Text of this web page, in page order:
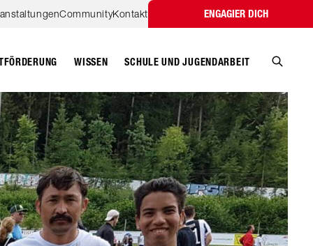
CommunityKontakt ENGAGIER DICH
WISSEN SCHULE UND JUGENDARBEIT